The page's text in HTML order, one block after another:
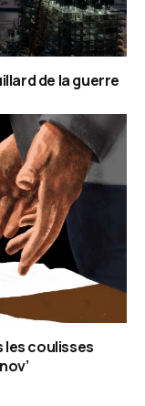
de la guerre
les coulisses